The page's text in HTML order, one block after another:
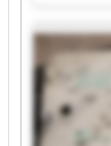
Medien
Druck &
GmbH TDM
Medien GmbH
Druck &
GmbH TDM
Medien
Druck &
GmbH